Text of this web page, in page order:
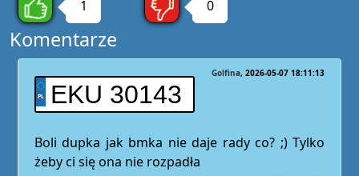
1 0
Komentarze
EKU 30143
Golfina 2026-05-07 18:11:13
Boli dupka jak bmka nie daje rady co? ;) Tylko
żeby ci się ona nie rozpadła